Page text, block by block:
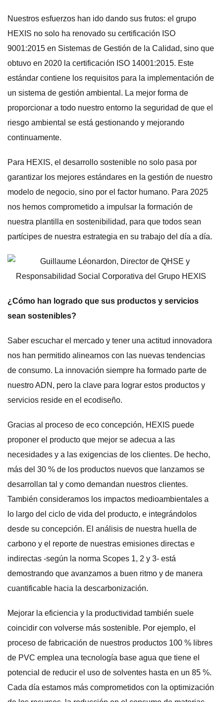
Nuestros esfuerzos han ido dando sus frutos: el grupo
HEXIS no solo ha renovado su certificación ISO
9001:2015 en Sistemas de Gestión de la Calidad, sino que
obtuvo en 2020 la certificación ISO 14001:2015. Este
estándar contiene los requisitos para la implementación de
un sistema de gestión ambiental. La mejor forma de
proporcionar a todo nuestro entorno la seguridad de que el
riesgo ambiental se está gestionando y mejorando
continuamente.
Para HEXIS, el desarrollo sostenible no solo pasa por
garantizar los mejores estándares en la gestión de nuestro
modelo de negocio, sino por el factor humano. Para 2025
nos hemos comprometido a impulsar la formación de
nuestra plantilla en sostenibilidad, para que todos sean
partícipes de nuestra estrategia en su trabajo del día a día.
¿Cómo han logrado que sus productos y servicios
sean sostenibles?
Saber escuchar el mercado y tener una actitud innovadora
nos han permitido alinearnos con las nuevas tendencias
de consumo. La innovación siempre ha formado parte de
nuestro ADN, pero la clave para lograr estos productos y
servicios reside en el ecodiseño.
Gracias al proceso de eco concepción, HEXIS puede
proponer el producto que mejor se adecua a las
necesidades y a las exigencias de los clientes. De hecho,
más del 30 % de los productos nuevos que lanzamos se
desarrollan tal y como demandan nuestros clientes.
También consideramos los impactos medioambientales a
lo largo del ciclo de vida del producto, e integrándolos
desde su concepción. El análisis de nuestra huella de
carbono y el reporte de nuestras emisiones directas e
indirectas -según la norma Scopes 1, 2 y 3- está
demostrando que avanzamos a buen ritmo y de manera
cuantificable hacia la descarbonización.
Mejorar la eficiencia y la productividad también suele
coincidir con volverse más sostenible. Por ejemplo, el
proceso de fabricación de nuestros productos 100 % libres
de PVC emplea una tecnología base agua que tiene el
potencial de reducir el uso de solventes hasta en un 85 %.
Cada día estamos más comprometidos con la optimización